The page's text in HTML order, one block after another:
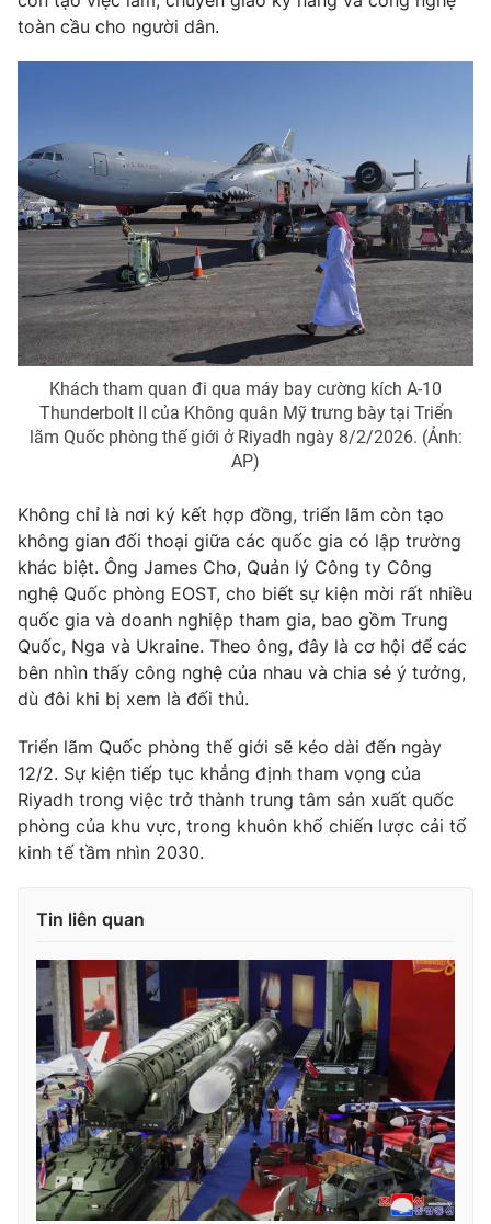
Hitech Công nghệ tương lai
Tư vấn
Giao lưu trực tuyến
Chuyên mục khác
Emagazine Podcast
Photo Infographic
Video Shorts video
VTV Money VTV Thể thao
Bất động sản
Thị trường 24h Tấm lòng Việt
VTV4 Vươn mình bằng AI
VTV9 VTV8
THỜI BÁO VTV
Cơ quan chủ quản:Đài Truyền hình Việt Nam
Cơ quan báo chí:Thời báo VTV
Giấy phép hoạt động báo in và báo điện tử số 483/GP-BTTTT
cấp ngày 29/12/2023
Tổng Biên tập:Vũ Thanh Thủy
Phó Tổng Biên tập:Nguyễn Thị Mỹ Hạnh, Phạm Quốc Thắng,
Nguyễn Trọng Ninh
Tổng đài VTV: 024.38 355 931 - 024.38 355 932
toàn cầu cho người dân.
Khách tham quan đi qua máy bay cường kích A-10
Thunderbolt II của Không quân Mỹ trưng bày tại Triển
lãm Quốc phòng thế giới ở Riyadh ngày 8/2/2026. (Ảnh:
AP)
Không chỉ là nơi ký kết hợp đồng, triển lãm còn tạo
không gian đối thoại giữa các quốc gia có lập trường
khác biệt. Ông James Cho, Quản lý Công ty Công
nghệ Quốc phòng EOST, cho biết sự kiện mời rất nhiều
quốc gia và doanh nghiệp tham gia, bao gồm Trung
Quốc, Nga và Ukraine. Theo ông, đây là cơ hội để các
bên nhìn thấy công nghệ của nhau và chia sẻ ý tưởng,
dù đôi khi bị xem là đối thủ.
Triển lãm Quốc phòng thế giới sẽ kéo dài đến ngày
12/2. Sự kiện tiếp tục khẳng định tham vọng của
Riyadh trong việc trở thành trung tâm sản xuất quốc
phòng của khu vực, trong khuôn khổ chiến lược cải tổ
kinh tế tầm nhìn 2030.
Tin liên quan